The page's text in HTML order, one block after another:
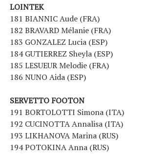
LOINTEK
181 BIANNIC Aude (FRA)
182 BRAVARD Mélanie (FRA)
183 GONZALEZ Lucia (ESP)
184 GUTIERREZ Sheyla (ESP)
185 LESUEUR Melodie (FRA)
186 NUNO Aida (ESP)
SERVETTO FOOTON
191 BORTOLOTTI Simona (ITA)
192 CUCINOTTA Annalisa (ITA)
193 LIKHANOVA Marina (RUS)
194 POTOKINA Anna (RUS)